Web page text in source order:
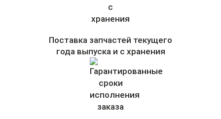
Поставка запчастей текущего
года выпуска и с хранения